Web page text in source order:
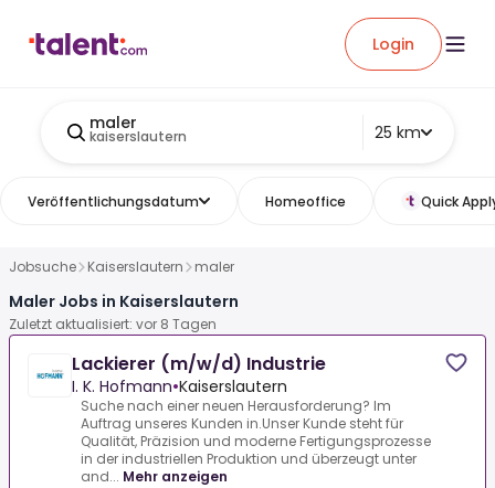
Login
maler
kaiserslautern 25 km
Veröffentlichungsdatum Homeoffice Quick
Jobsuche Kaiserslautern maler
Maler Jobs in Kaiserslautern
Zuletzt aktualisiert: vor 8 Tagen
Lackierer (m/w/d) Industrie
I. K. Hofmann•Kaiserslautern
Suche nach einer neuen Herausforderung? Im
Auftrag unseres Kunden in.Unser Kunde steht für
Qualität, Präzision und moderne Fertigungsprozesse
in der industriellen Produktion und überzeugt unter
and... Mehr anzeigen